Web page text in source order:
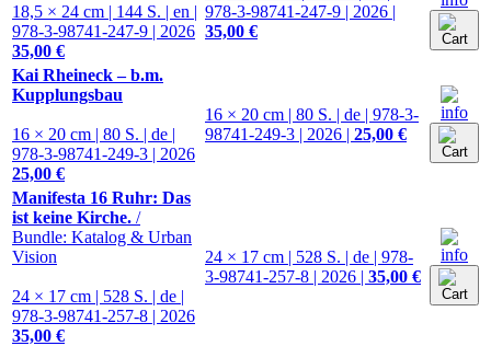
18,5 × 24 cm | 144 S. | en |
978-3-98741-247-9 | 2026
35,00 €
978-3-98741-247-9 | 2026 |
35,00 €
Kai Rheineck – b.m.
Kupplungsbau
16 × 20 cm | 80 S. | de |
978-3-98741-249-3 | 2026
25,00 €
16 × 20 cm | 80 S. | de | 978-3-
98741-249-3 | 2026 | 25,00 €
Manifesta 16 Ruhr: Das
ist keine Kirche. /
Bundle: Katalog & Urban
Vision
24 × 17 cm | 528 S. | de |
978-3-98741-257-8 | 2026
35,00 €
24 × 17 cm | 528 S. | de | 978-
3-98741-257-8 | 2026 | 35,00 €